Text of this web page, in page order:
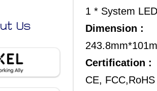
1 * System LED
Dimension :
Certification :
CE, FCC,RoHS